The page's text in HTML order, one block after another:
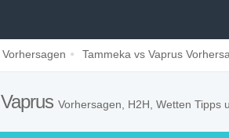
Tammeka vs Vaprus
Vorhersagen, H2H, Wetten Tipps